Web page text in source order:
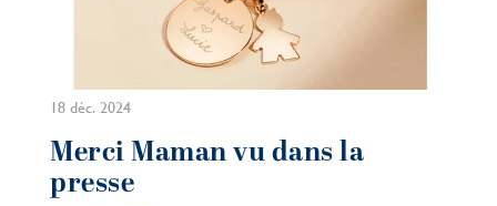
18 déc. 2024
Merci Maman vu dans la
presse